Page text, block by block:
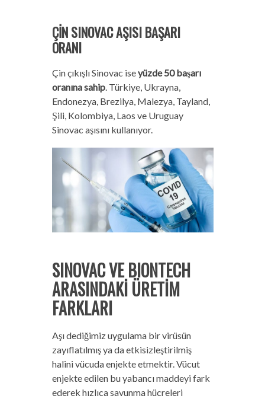
ÇİN SINOVAC AŞISI BAŞARI
ORANI
Çin çıkışlı Sinovac iseyüzde 50 başarı
oranına sahip. Türkiye, Ukrayna,
Endonezya, Brezilya, Malezya, Tayland,
Şili, Kolombiya, Laos ve Uruguay
Sinovac aşısını kullanıyor.
SINOVAC VE BIONTECH
ARASINDAKİ ÜRETİM
FARKLARI
Aşı dediğimiz uygulama bir virüsün
zayıflatılmış ya da etkisizleştirilmiş
halini vücuda enjekte etmektir. Vücut
enjekte edilen bu yabancı maddeyi fark
ederek hızlıca savunma hücreleri